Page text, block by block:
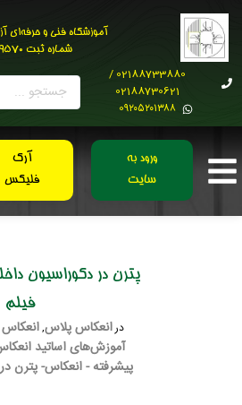
آموزشگاه فنی و حرفه‌ای
شماره ثبت 29570
02188733880 /
02188730621
0۹۲۰۵۲۰۱۳۸۸
ورود به
سایت
آرک
فلیکس
پترن در دکوراسیون
فیلم
درانعکاس پلاس,
آموزش‌های اساتید
پیشرفته - انعکاس- پترن